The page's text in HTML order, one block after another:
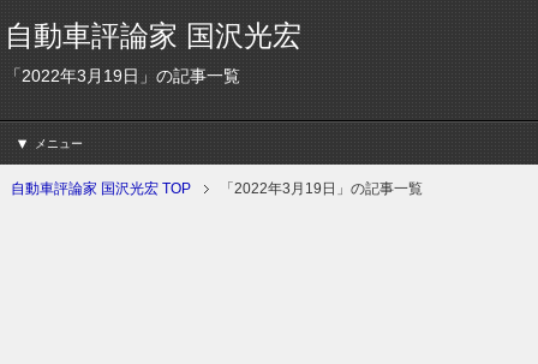
自動車評論家 国沢光宏
「2022年3月19日」の記事一覧
メニュー
自動車評論家 国沢光宏 TOP 「2022年3月19日」の記事一覧